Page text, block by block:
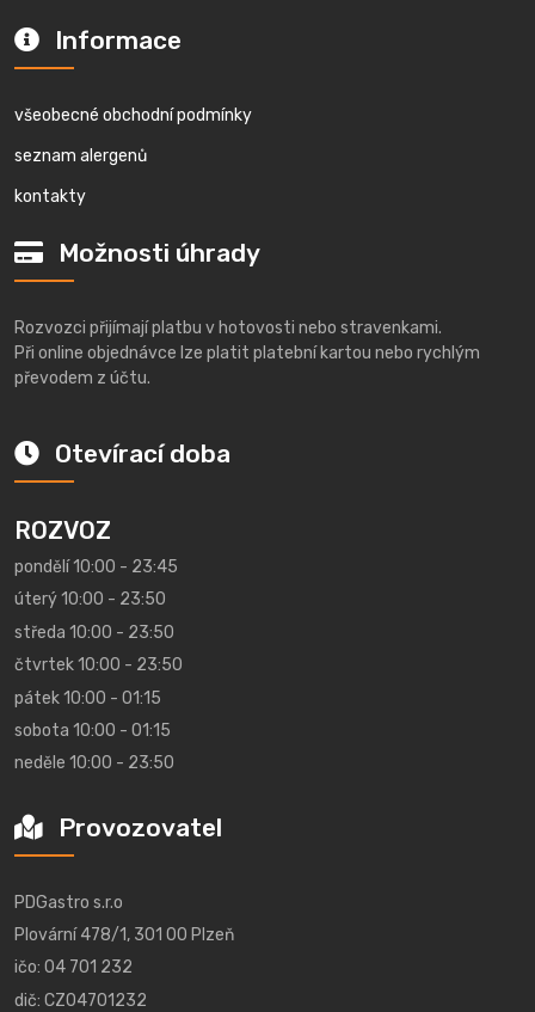
Informace
všeobecné obchodní podmínky
seznam alergenů
kontakty
Možnosti úhrady
Rozvozci přijímají platbu v hotovosti nebo stravenkami.
Při online objednávce lze platit platební kartou nebo rychlým
převodem z účtu.
Otevírací doba
ROZVOZ
pondělí 10:00 - 23:45
úterý 10:00 - 23:50
středa 10:00 - 23:50
čtvrtek 10:00 - 23:50
pátek 10:00 - 01:15
sobota 10:00 - 01:15
neděle 10:00 - 23:50
Provozovatel
PDGastro s.r.o
Plovární 478/1, 301 00 Plzeň
ičo: 04 701 232
dič: CZ04701232